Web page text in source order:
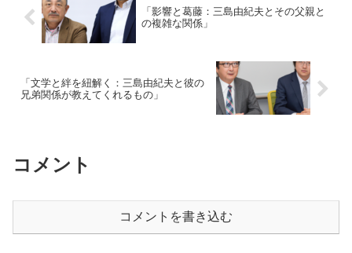
「影響と葛藤：三島由紀夫とその父親と
の複雑な関係」
「文学と絆を紐解く：三島由紀夫と彼の
兄弟関係が教えてくれるもの」
コメント
コメントを書き込む